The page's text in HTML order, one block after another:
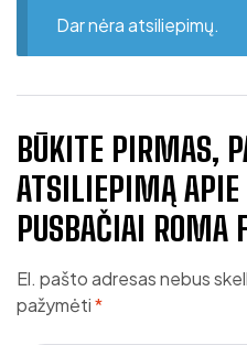
Dar nėra atsiliepimų.
BŪKITE PIRMAS,
ATSILIEPIMĄ APIE
PUSBAČIAI
El. pašto adresas nebus
pažymėti*